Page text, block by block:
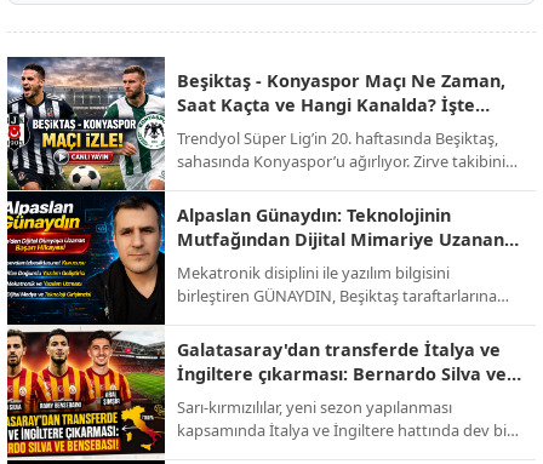
Beşiktaş - Konyaspor Maçı Ne Zaman,
Saat Kaçta ve Hangi Kanalda? İşte
Muhtemel 11'ler!
Trendyol Süper Lig’in 20. haftasında Beşiktaş,
sahasında Konyaspor’u ağırlıyor. Zirve takibini
sıralardan uzaklaşmayı hedefleyen yeşil-
beyazlıların randevusu öncesi tüm detaylar belli
oldu.
Alpaslan Günaydın: Teknolojinin
Mutfağından Dijital Mimariye Uzanan
Bir Başarı Hikayesi
Mekatronik disiplini ile yazılım bilgisini
birleştiren GÜNAYDIN, Beşiktaş taraftarlarına
platformunu baştan sona kendi emeğiyle
kodlayarak hayata geçirdi. Tasarımından
altyapısına kadar tüm teknik süreci üstlenen
Alpaslan Günaydın, dijital medya ve yazılım
alanında üretmeye devam ediyor.
Galatasaray'dan transferde İtalya ve
İngiltere çıkarması: Bernardo Silva ve
Bensebaini bombası!
Sarı-kırmızılılar, yeni sezon yapılanması
kapsamında İtalya ve İngiltere hattında dev bir